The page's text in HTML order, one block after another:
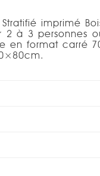
imprimé
2 à 3 personnes
en format carré